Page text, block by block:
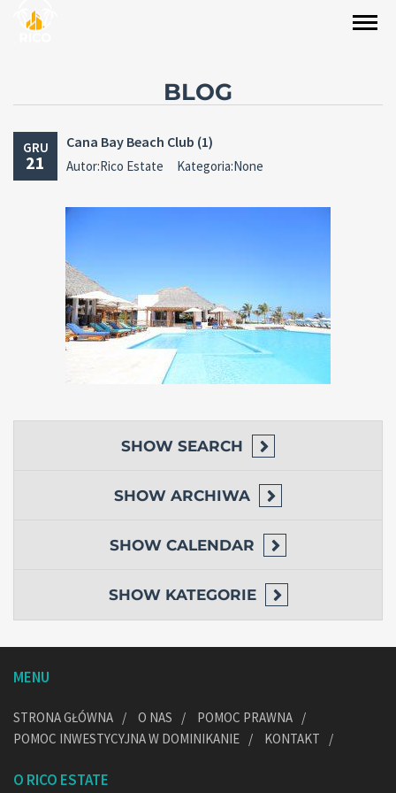
BLOG
GRU
21
Cana Bay Beach Club (1)
Autor:Rico Estate Kategoria:None
SHOW SEARCH
SHOW ARCHIWA
SHOW CALENDAR
SHOW KATEGORIE
MENU
STRONA GŁÓWNA O NAS
POMOC PRAWNA
POMOC INWESTYCYJNA W DOMINIKANIE
KONTAKT
O RICO ESTATE